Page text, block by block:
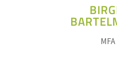
MFA